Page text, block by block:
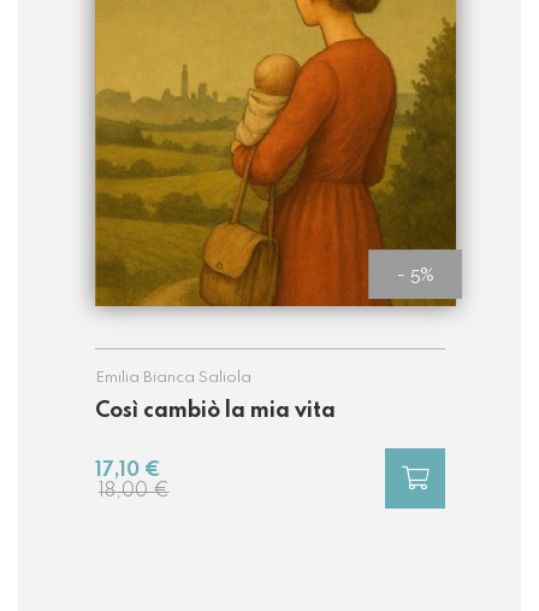
- 5%
Così cambiò la mia vita
Emilia Bianca Saliola
18,00 €
17,10 €